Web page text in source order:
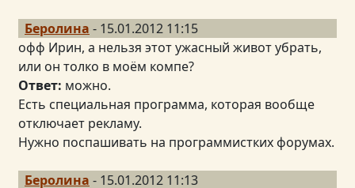
Беролина - 15.01.2012 11:15
офф Ирин, а нельзя этот ужасный живот убрать,
или он толко в моём компе?
Ответ: можно.
Есть специальная программа, которая вообще
отключает рекламу.
Нужно поспашивать на программистких форумах.
Беролина - 15.01.2012 11:13